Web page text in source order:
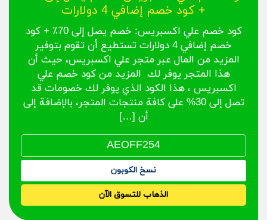
+ كود خصم إضافي 4 دولارات
كود خصم علي اكسبريس: خصم يصل إلى 70٪ + كود
خصم إضافي 4 دولارات تستطيع أن تقوم بتوفير
المزيد من المال عبر متجر علي اكسبريس، حيث أن
هذا المتجر يوفر لك المزيد من كود خصم علي
اكسبريس ، هذا الكود الذي يوفر لك خصومات قد
تصل إلى 30% على كافة منتجات المتجر، بالإضافة إلى
أن […]
نسخ الكوبون
الذهاب للتسوق الآن